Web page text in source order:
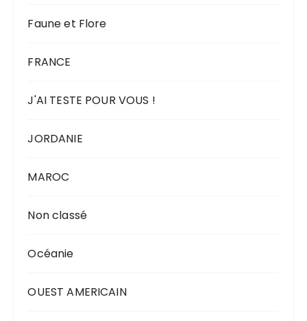
Faune et Flore
FRANCE
J'AI TESTE POUR VOUS !
JORDANIE
MAROC
Non classé
Océanie
OUEST AMERICAIN